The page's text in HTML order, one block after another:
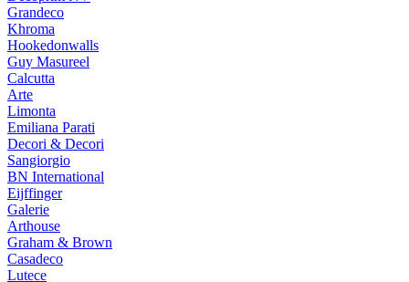
Grandeco
Khroma
Hookedonwalls
Guy Masureel
Calcutta
Arte
Limonta
Emiliana Parati
Decori & Decori
Sangiorgio
BN International
Eijffinger
Galerie
Arthouse
Graham & Brown
Casadeco
Lutece